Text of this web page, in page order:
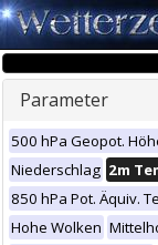
Parameter
500 hPa Geopot.
Niederschlag 2m
850 hPa Pot. Äquiv.
Hohe Wolken